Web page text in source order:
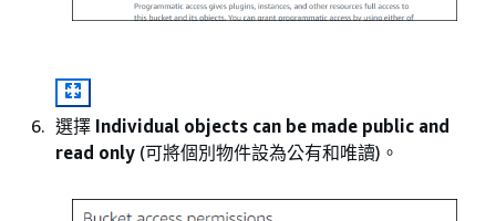
選擇 Individual objects can be made public and
read only (可將個別物件設為公有和唯讀)。